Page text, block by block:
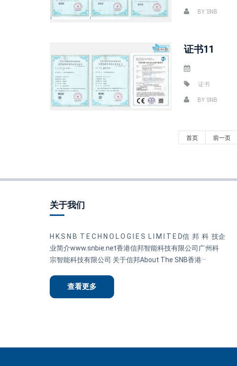
BY SNB
证书11
证书
BY SNB
首页 前一页
关于我们
H K.S N B T E C H N O L O G I E S L I M I T E D信 邦 科 技企
业简介www.snbie.net香港信邦智能科技有限公司广州科
宗智能科技有限公司 关于信邦About The SNB香港···
查看更多